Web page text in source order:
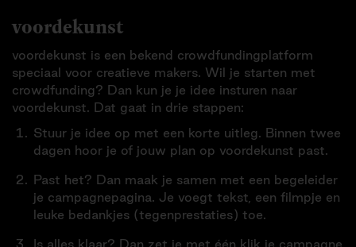
voordekunst
voordekunst is een bekend crowdfundingplatform
speciaal voor creatieve makers. Wil je starten met
crowdfunding? Dan kun je je idee insturen naar
voordekunst. Dat gaat in drie stappen:
Stuur je idee op met een korte uitleg. Binnen twee
dagen hoor je of jouw plan op voordekunst past.
Past het? Dan maak je samen met een begeleider
je campagnepagina. Je voegt tekst, een filmpje en
leuke bedankjes (tegenprestaties) toe.
Is alles klaar? Dan zet je met één klik je campagne